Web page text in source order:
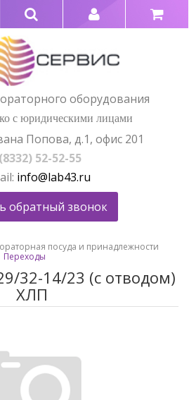
оборудования
с юридическими лицами
Попова, д.1, офис 201
52-52-55
info@lab43.ru
обратный звонок
посуда и принадлежности
Переходы
32-14/23 (с отводом)
ХЛП